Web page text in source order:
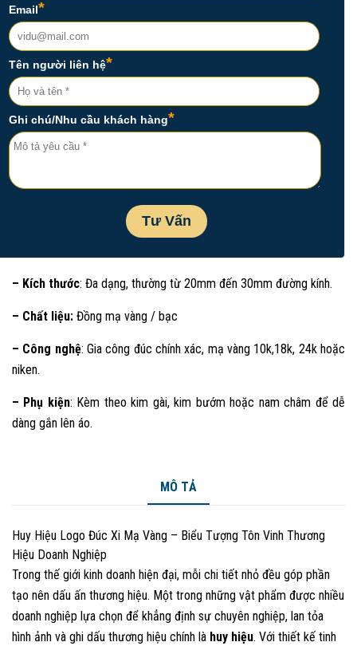
– Kích thước: Đa dạng, thường từ 20mm đến 30mm đường kính.
– Chất liệu: Đồng mạ vàng / bạc
– Công nghệ: Gia công đúc chính xác, mạ vàng 10k,18k, 24k hoặc
niken.
– Phụ kiện: Kèm theo kim gài, kim bướm hoặc nam châm để dễ
dàng gắn lên áo.
MÔ TẢ
Huy Hiệu Logo Đúc Xi Mạ Vàng – Biểu Tượng Tôn Vinh Thương
Hiệu Doanh Nghiệp
Trong thế giới kinh doanh hiện đại, mỗi chi tiết nhỏ đều góp phần
tạo nên dấu ấn thương hiệu. Một trong những vật phẩm được nhiều
doanh nghiệp lựa chọn để khẳng định sự chuyên nghiệp, lan tỏa
hình ảnh và ghi dấu thương hiệu chính là huy hiệu. Với thiết kế tinh